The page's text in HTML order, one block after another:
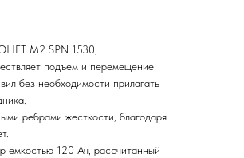
M2 SPN 1530,
подъем и перемещение
без необходимости прилагать
ребрами жесткости, благодаря
емкостью 120 Ач, рассчитанный